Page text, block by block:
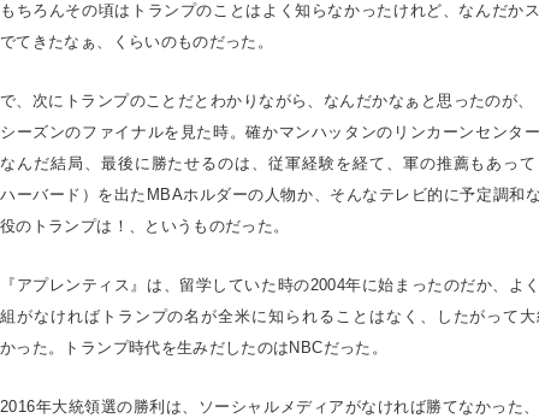
もちろんその頃はトランプのことはよく知らなかったけれど、なんだか
でてきたなぁ、くらいのものだった。
で、次にトランプのことだとわかりながら、なんだかなぁと思ったのが
シーズンのファイナルを見た時。確かマンハッタンのリンカーンセンタ
なんだ結局、最後に勝たせるのは、従軍経験を経て、軍の推薦もあっ
ハーバード）を出たMBAホルダーの人物か、そんなテレビ的に予定調和
役のトランプは！、というものだった。
『アプレンティス』は、留学していた時の2004年に始まったのだか、よ
組がなければトランプの名が全米に知られることはなく、したがって
かった。トランプ時代を生みだしたのはNBCだった。
2016年大統領選の勝利は、ソーシャルメディアがなければ勝てなかった